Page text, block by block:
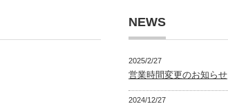
NEWS
2025/2/27
営業時間変更のお知らせ
2024/12/27